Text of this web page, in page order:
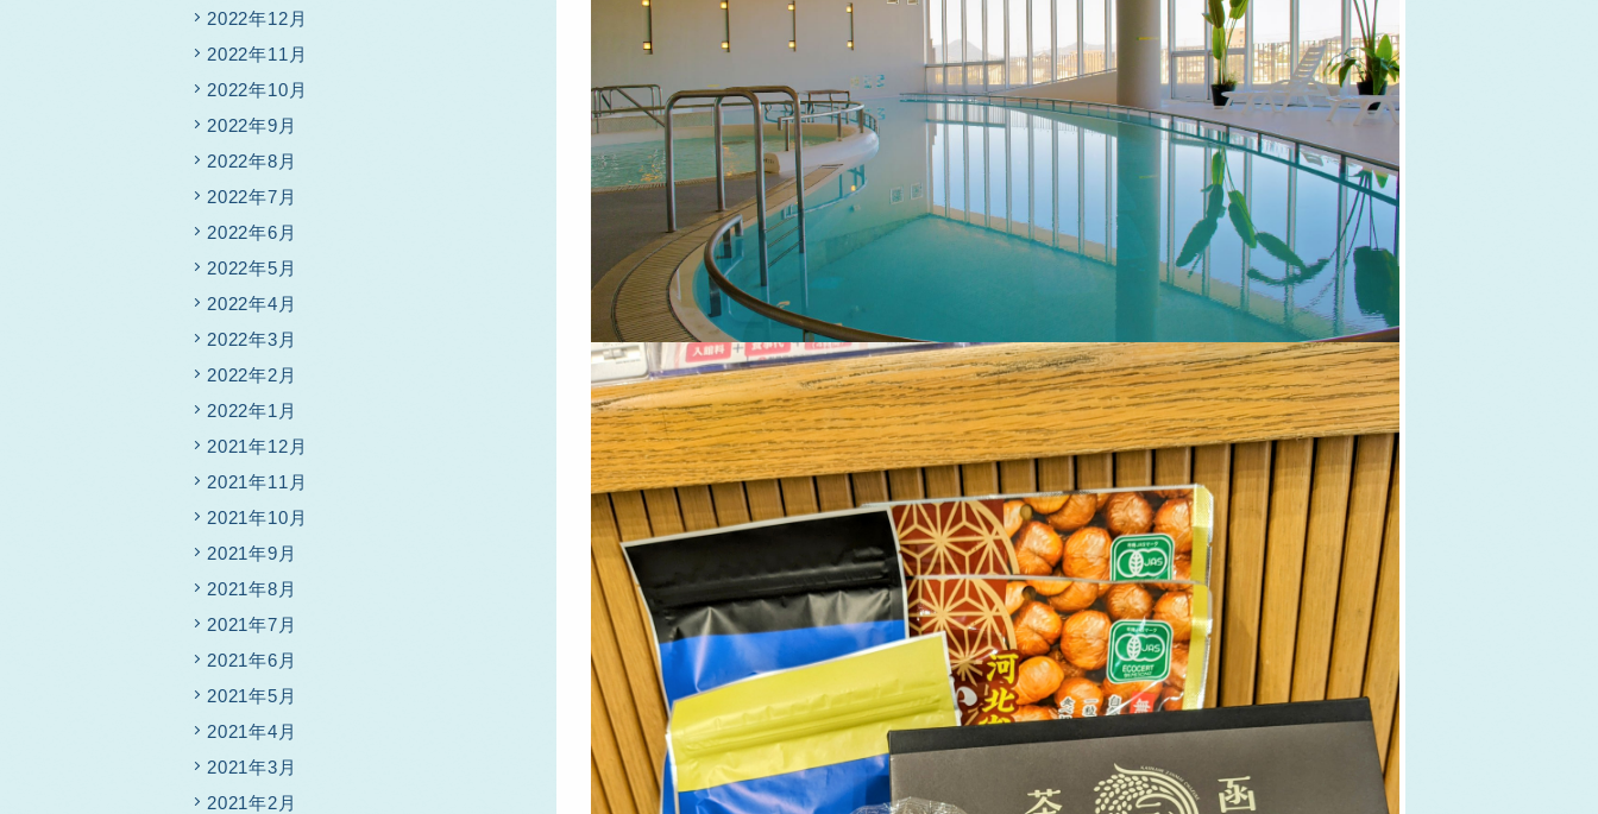
2022年12月
2022年11月
2022年10月
2022年9月
2022年8月
2022年7月
2022年6月
2022年5月
2022年4月
2022年3月
2022年2月
2022年1月
2021年12月
2021年11月
2021年10月
2021年9月
2021年8月
2021年7月
2021年6月
2021年5月
2021年4月
2021年3月
2021年2月